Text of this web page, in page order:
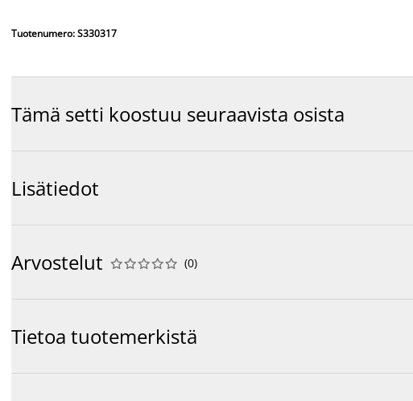
Tuotenumero: S330317
Tämä setti koostuu seuraavista osista
Lisätiedot
Arvostelut 




 (0)
Tietoa tuotemerkistä